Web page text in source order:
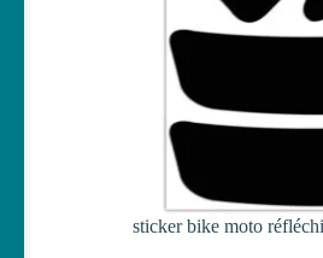
sticker bike moto